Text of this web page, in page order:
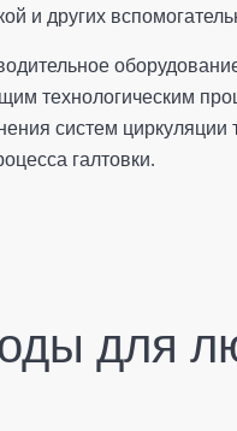
и других
технологическим
систем циркуляции
галтовки.
для